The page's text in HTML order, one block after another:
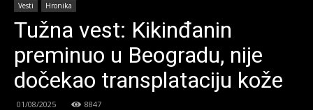
Kikinda
Vesti Hronika
Tužna vest: Kikinđanin
preminuo u Beogradu, nije
dočekao transplataciju kože
01/08/2025 8847